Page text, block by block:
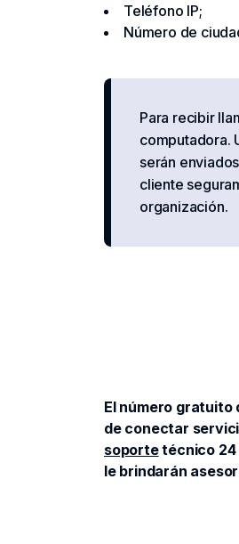
Teléfono IP;
Número de
Para recibir
computadora.
serán
cliente
organización.
El número gratuito
de conectar
soportetécnico 24
le brindarán